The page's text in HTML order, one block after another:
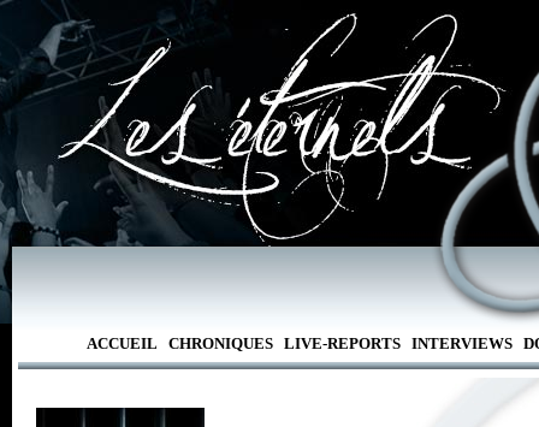
ACCUEIL CHRONIQUES LIVE-REPORTS INTERVIEWS